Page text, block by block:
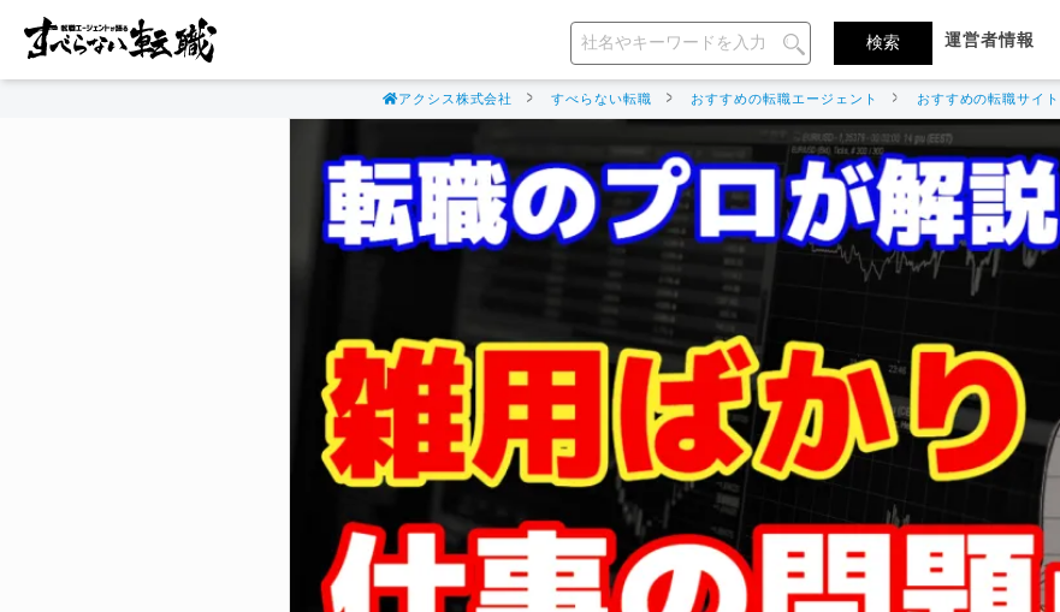
運営者情報
アクシス株式会社 すべらない転職 おすすめの転職エージェント おすすめの転職サイト